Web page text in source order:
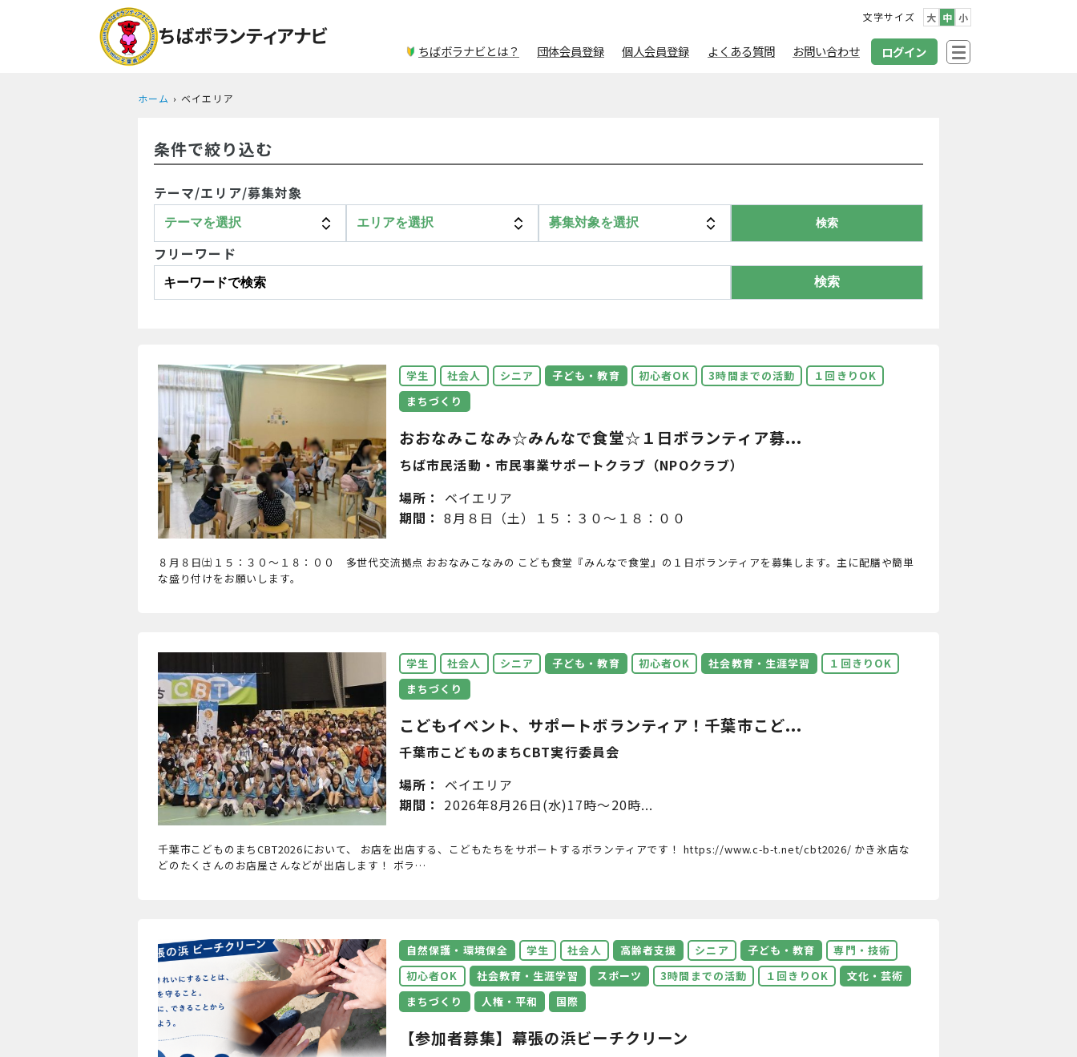
文字サイズ 大 中 小
ちばボラナビとは？ 団体会員登録 個人会員登録 よくある質問 お問い合わせ ログイン
ホーム ベイエリア
条件で絞り込む
テーマ/エリア/募集対象
フリーワード
検索
学生 社会人 シニア 子ども・教育 初心者OK 3時間までの活動
１回きりOK
まちづくり
おおなみこなみ☆みんなで食堂☆１日ボランティア募...
ちば市民活動・市民事業サポートクラブ（NPOクラブ）
場所：
ベイエリア
期間： 8月８日（土）１５：３０～１８：００
８月８日㈯１５：３０～１８：００ 多世代交流拠点 おおなみこなみの こども食堂『みんなで食堂』の１日ボランティアを募集します。主に配膳や簡単
な盛り付けをお願いします。
学生 社会人 シニア 子ども・教育 初心者OK 社会教育・生涯学習
１回きりOK
まちづくり
こどもイベント、サポートボランティア！千葉市こど...
千葉市こどものまちCBT実行委員会
場所：
ベイエリア
期間： 2026年8月26日(水)17時〜20時...
千葉市こどものまちCBT2026において、 お店を出店する、こどもたちをサポートするボランティアです！ https://www.c-b-t.net/cbt2026/ かき氷店な
どのたくさんのお店屋さんなどが出店します！ ボラ…
自然保護・環境保全 学生 社会人 高齢者支援 シニア 子ども・教育
専門・技術
初心者OK
社会教育・生涯学習 スポーツ 3時間までの活動 １回きりOK
文化・芸術
まちづくり
人権・平和 国際
【参加者募集】幕張の浜ビーチクリーン